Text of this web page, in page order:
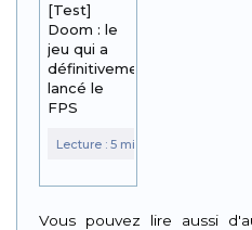
[Test]
Doom : le
jeu qui a
définitivement
lancé le
FPS
Vous pouvez lire aussi